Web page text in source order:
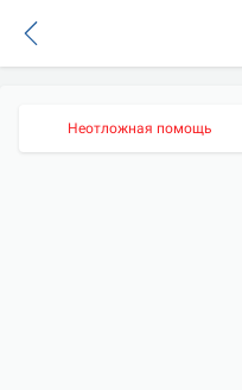
Неотложная помощь